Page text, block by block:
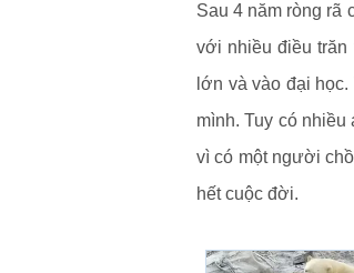
Sau 4 năm ròng rã
với nhiều điều trăn
lớn và vào đại
mình. Tuy có
vì có một người
hết cuộc đời.